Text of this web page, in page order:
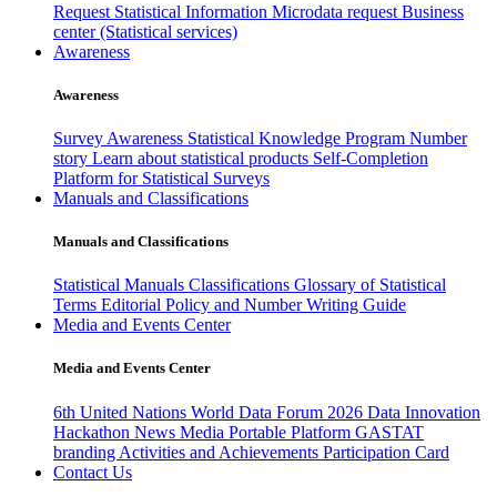
Request Statistical Information Microdata request Business
center (Statistical services)
Awareness
Awareness
Survey Awareness Statistical Knowledge Program Number
story Learn about statistical products Self-Completion
Platform for Statistical Surveys
Manuals and Classifications
Manuals and Classifications
Statistical Manuals Classifications Glossary of Statistical
Terms Editorial Policy and Number Writing Guide
Media and Events Center
Media and Events Center
6th United Nations World Data Forum 2026 Data Innovation
Hackathon News Media Portable Platform GASTAT
branding Activities and Achievements Participation Card
Contact Us